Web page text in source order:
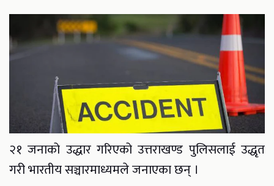
२१ जनाको उद्धार गरिएको उत्तराखण्ड पुलिसलाई उद्धृत
गरी भारतीय सञ्चारमाध्यमले जनाएका छन् ।